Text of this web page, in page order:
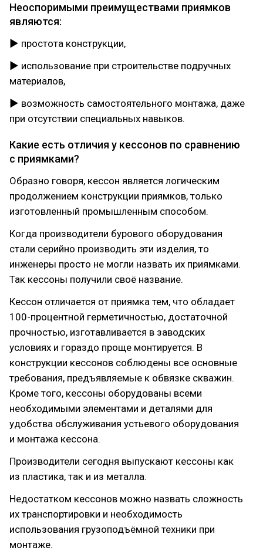
Неоспоримыми преимуществами приямков
являются:
► простота конструкции,
► использование при строительстве подручных
материалов,
► возможность самостоятельного монтажа, даже
при отсутствии специальных навыков.
Какие есть отличия у кессонов по сравнению
с приямками?
Образно говоря, кессон является логическим
продолжением конструкции приямков, только
изготовленный промышленным способом.
Когда производители бурового оборудования
стали серийно производить эти изделия, то
инженеры просто не могли назвать их приямками.
Так кессоны получили своё название.
Кессон отличается от приямка тем, что обладает
100-процентной герметичностью, достаточной
прочностью, изготавливается в заводских
условиях и гораздо проще монтируется. В
конструкции кессонов соблюдены все основные
требования, предъявляемые к обвязке скважин.
Кроме того, кессоны оборудованы всеми
необходимыми элементами и деталями для
удобства обслуживания устьевого оборудования
и монтажа кессона.
Производители сегодня выпускают кессоны как
из пластика, так и из металла.
Недостатком кессонов можно назвать сложность
их транспортировки и необходимость
использования грузоподъёмной техники при
монтаже.